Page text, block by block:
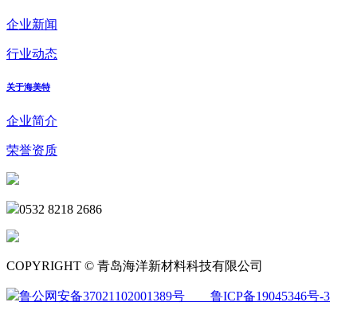
企业新闻
行业动态
关于海美特
企业简介
荣誉资质
0532 8218 2686
COPYRIGHT © 青岛海洋新材料科技有限公司
鲁公网安备37021102001389号 鲁ICP备19045346号-3